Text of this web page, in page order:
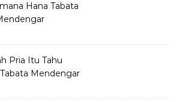
Hana Tabata
Pria Itu Tahu
Mendengar